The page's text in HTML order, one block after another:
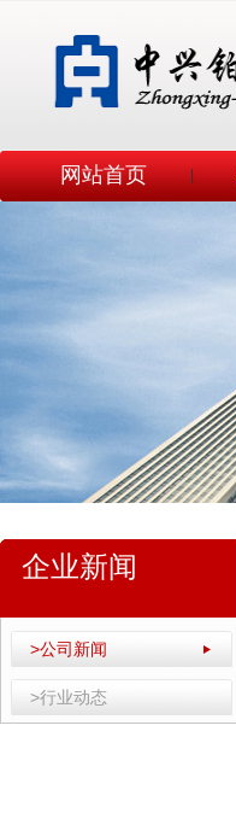
网站首页
企业新闻
>公司新闻
>行业动态